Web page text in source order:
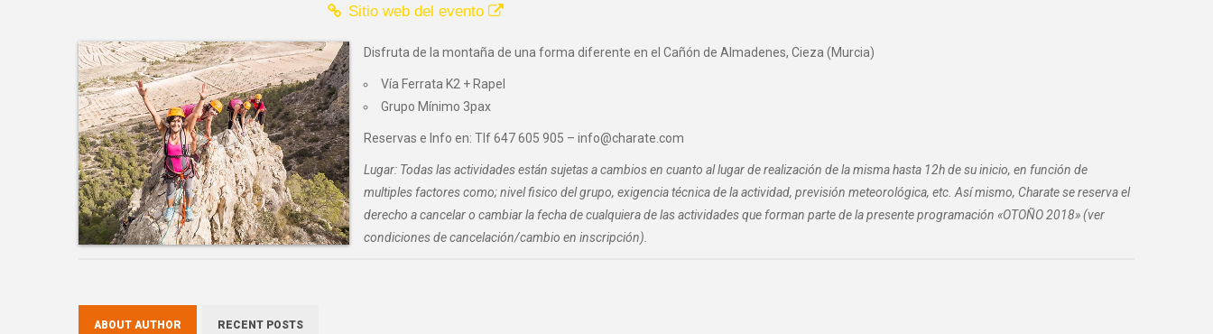
Sitio web del evento
Disfruta de la montaña de una forma diferente en el Cañón de Almadenes, Cieza (Murcia)
Vía Ferrata K2 + Rapel
Grupo Mínimo 3pax
Reservas e Info en: Tlf 647 605 905 – info@charate.com
Lugar: Todas las actividades están sujetas a cambios en cuanto al lugar de realización de la misma hasta 12h de su inicio, en función de
multiples factores como; nivel fisico del grupo, exigencia técnica de la actividad, previsión meteorológica, etc. Así mismo, Charate se reserva el
derecho a cancelar o cambiar la fecha de cualquiera de las actividades que forman parte de la presente programación «OTOÑO 2018» (ver
condiciones de cancelación/cambio en inscripción).
ABOUT AUTHOR RECENT POSTS